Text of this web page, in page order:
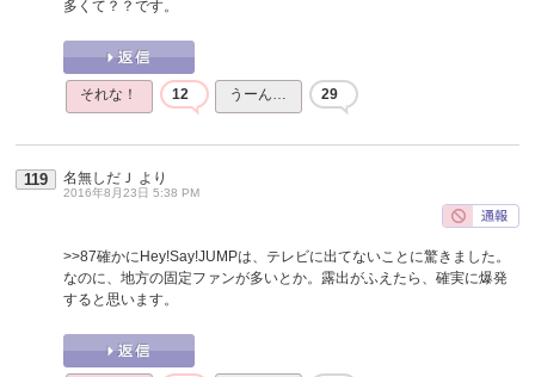
多くて？？です。
それな！ 12 うーん… 29
119 名無しだＪ より
2016年8月23日 5:38 PM
>>87確かにHey!Say!JUMPは、テレビに出てないことに驚きました。
なのに、地方の固定ファンが多いとか。露出がふえたら、確実に爆発
すると思います。